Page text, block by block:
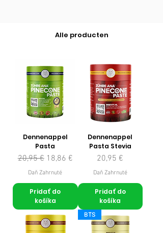
Alle producten
Dennenappel
Pasta
Normálna cena
20,95 € Zľavnená cena
18,86 €
Daň Zahrnuté
Pridať do
košíka
Dennenappel
Pasta Stevia
Cena
20,95 €
Daň Zahrnuté
Pridať do
košíka
BTS